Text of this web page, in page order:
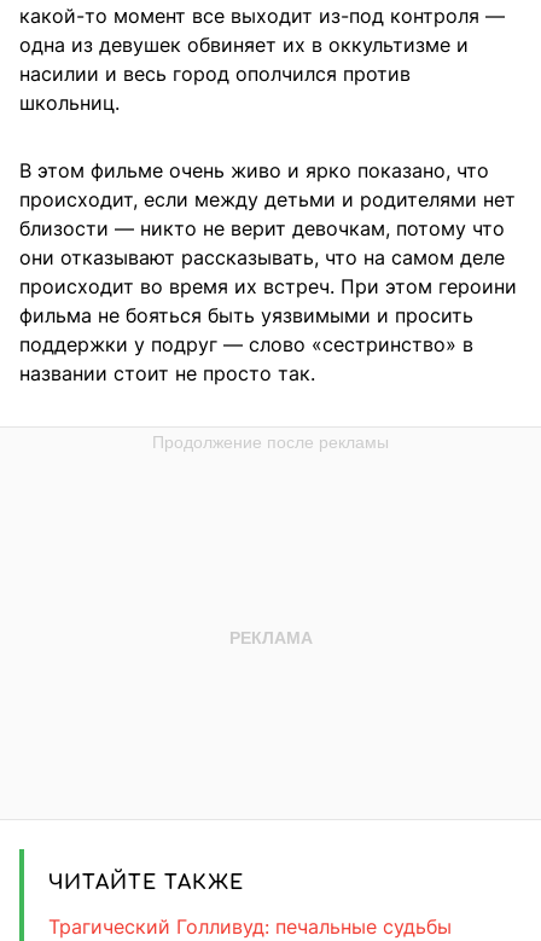
какой-то момент все выходит из-под контроля —
одна из девушек обвиняет их в оккультизме и
насилии и весь город ополчился против
школьниц.
В этом фильме очень живо и ярко показано, что
происходит, если между детьми и родителями нет
близости — никто не верит девочкам, потому что
они отказывают рассказывать, что на самом деле
происходит во время их встреч. При этом героини
фильма не бояться быть уязвимыми и просить
поддержки у подруг — слово «сестринство» в
названии стоит не просто так.
ЧИТАЙТЕ ТАКЖЕ
Трагический Голливуд: печальные судьбы